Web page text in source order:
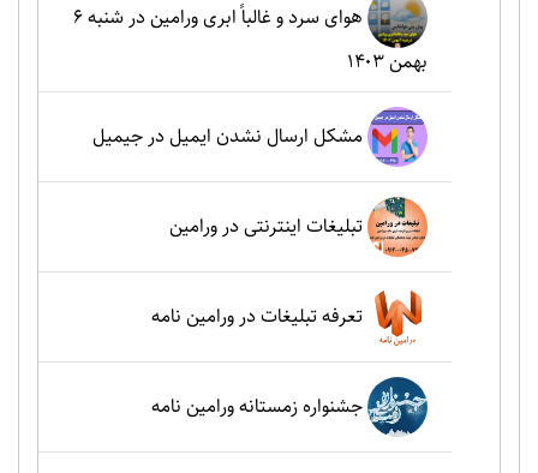
هوای سرد و غالباً ابری ورامین در شنبه ۶
بهمن ۱۴۰۳
مشکل ارسال نشدن ایمیل در جیمیل
تبلیغات اینترنتی در ورامین
تعرفه تبلیغات در ورامین نامه
جشنواره زمستانه ورامین نامه